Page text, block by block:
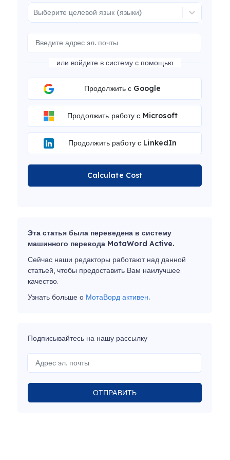
Выберите целевой язык (языки)
или войдите в систему с помощью
Продолжить с Google
Продолжить работу с Microsoft
Продолжить работу с LinkedIn
Calculate Cost
Эта статья была переведена в систему
машинного перевода MotaWord Active.
Сейчас наши редакторы работают над данной
статьей, чтобы предоставить Вам наилучшее
качество.
Узнать больше о МотаВорд активен.
Подписывайтесь на нашу рассылку
ОТПРАВИТЬ